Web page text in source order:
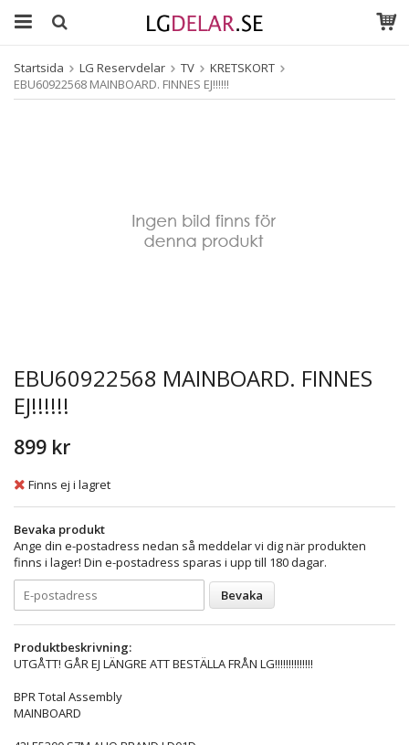
Startsida LG Reservdelar TV
KRETSKORT
EBU60922568 MAINBOARD. FINNES EJ!!!!!!
EBU60922568 MAINBOARD. FINNES
EJ!!!!!!
899 kr
Finns ej i lagret
Bevaka produkt
Ange din e-postadress nedan så meddelar vi dig när produkten
finns i lager! Din e-postadress sparas i upp till 180 dagar.
Bevaka
Produktbeskrivning:
UTGÅTT! GÅR EJ LÄNGRE ATT BESTÄLLA FRÅN LG!!!!!!!!!!!!!!
BPR Total Assembly
MAINBOARD